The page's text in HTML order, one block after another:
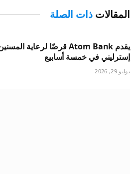
المقالات ذات الصلة
إسترليني في خمسة أسابيع
يوليو 29, 2026